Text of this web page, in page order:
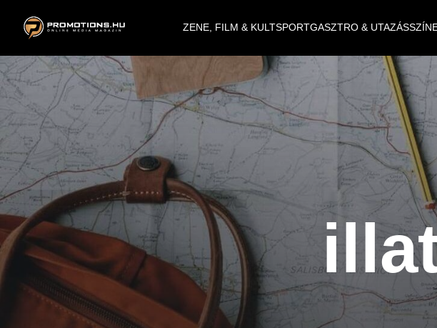
ZENE, FILM & KULTSPORTGASZTRO & UTAZÁS